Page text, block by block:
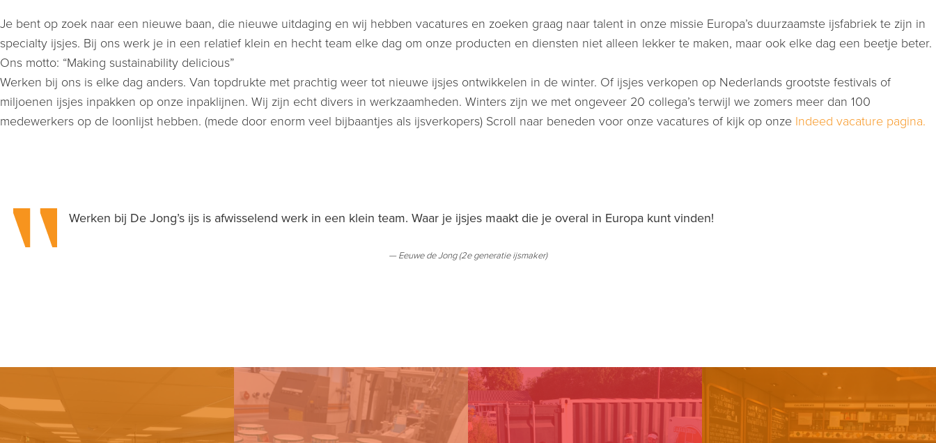
Je bent op zoek naar een nieuwe baan, die nieuwe uitdaging en wij hebben vacatures en zoeken graag naar talent in onze missie Europa’s duurzaamste ijsfabriek te zijn in
specialty ijsjes. Bij ons werk je in een relatief klein en hecht team elke dag om onze producten en diensten niet alleen lekker te maken, maar ook elke dag een beetje beter.
Ons motto: “Making sustainability delicious”
Werken bij ons is elke dag anders. Van topdrukte met prachtig weer tot nieuwe ijsjes ontwikkelen in de winter. Of ijsjes verkopen op Nederlands grootste festivals of
miljoenen ijsjes inpakken op onze inpaklijnen. Wij zijn echt divers in werkzaamheden. Winters zijn we met ongeveer 20 collega’s terwijl we zomers meer dan 100
medewerkers op de loonlijst hebben. (mede door enorm veel bijbaantjes als ijsverkopers) Scroll naar beneden voor onze vacatures of kijk op onze Indeed vacature pagina.
Werken bij De Jong’s ijs is afwisselend werk in een klein team. Waar je ijsjes maakt die je overal in Europa kunt vinden!
Eeuwe de Jong (2e generatie ijsmaker)